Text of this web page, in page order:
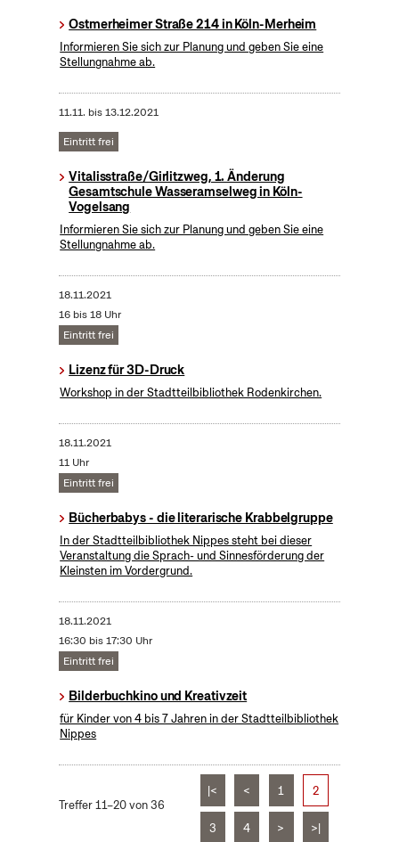
Ostmerheimer Straße 214 in Köln-Merheim
Informieren Sie sich zur Planung und geben Sie eine
Stellungnahme ab.
11.11. bis13.12.2021
Eintritt frei
Vitalisstraße/Girlitzweg, 1. Änderung
Gesamtschule Wasseramselweg in Köln-
Vogelsang
Informieren Sie sich zur Planung und geben Sie eine
Stellungnahme ab.
18.11.2021
16 bis 18 Uhr
Eintritt frei
Lizenz für 3D-Druck
Workshop in der Stadtteilbibliothek Rodenkirchen.
18.11.2021
11 Uhr
Eintritt frei
Bücherbabys - die literarische Krabbelgruppe
In der Stadtteilbibliothek Nippes steht bei dieser
Veranstaltung die Sprach- und Sinnesförderung der
Kleinsten im Vordergrund.
18.11.2021
16:30 bis 17:30 Uhr
Eintritt frei
Bilderbuchkino und Kreativzeit
für Kinder von 4 bis 7 Jahren in der Stadtteilbibliothek
Nippes
Treffer 11–20 von 36
|< < 1 2
3 4 > >|